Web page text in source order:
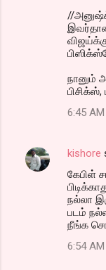
//
நானும்
பிசிக்ஸ்,
6:45 AM
kishore
கேபிள்
நல்லா
படம்
நீங்க
6:54 AM